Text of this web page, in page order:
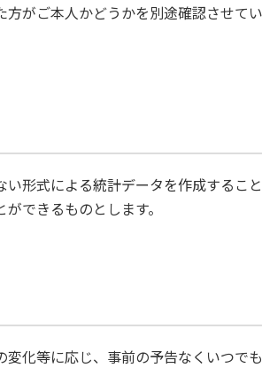
がご本人かどうかを別途確認させて
形式による統計データを作成するこ
できるものとします。
化等に応じ、事前の予告なくいつで